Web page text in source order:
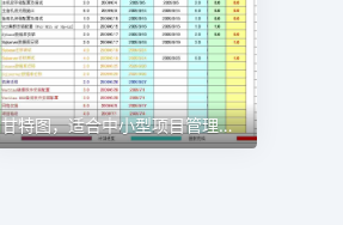
甘特图，适合中小型项目管理使用甘特图excel模板